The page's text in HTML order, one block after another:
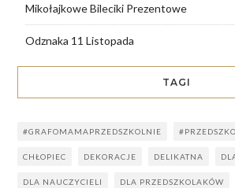
Mikołajkowe Bileciki Prezentowe
Odznaka 11 Listopada
TAGI
#GRAFOMAMAPRZEDSZKOLNIE
CHŁOPIEC DEKORACJE DELIKATNA
DLA NAUCZYCIELI DLA PRZEDSZKOLAKÓW